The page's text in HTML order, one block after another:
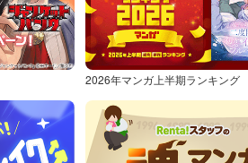
2026年マンガ上半期ランキング